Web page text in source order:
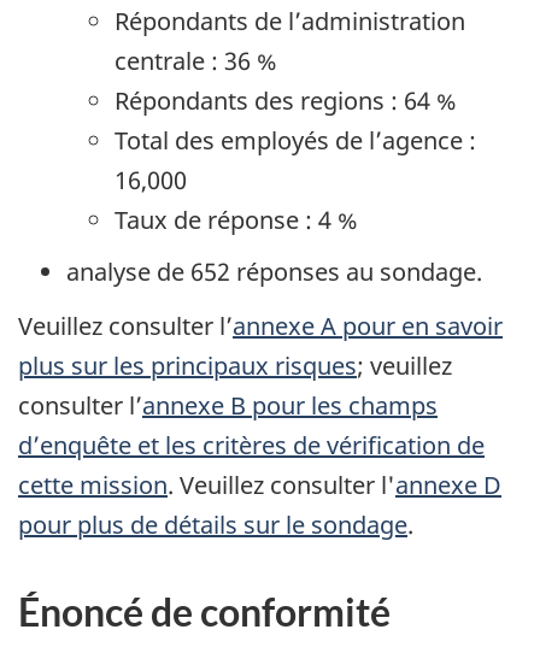
Répondants de l’administration
centrale : 36 %
Répondants des regions : 64 %
Total des employés de l’agence :
16,000
Taux de réponse : 4 %
analyse de 652 réponses au sondage.
Veuillez consulter l’annexe A pour en savoir
plus sur les principaux risques; veuillez
consulter l’annexe B pour les champs
d’enquête et les critères de vérification de
cette mission. Veuillez consulter l'annexe D
pour plus de détails sur le sondage.
Énoncé de conformité